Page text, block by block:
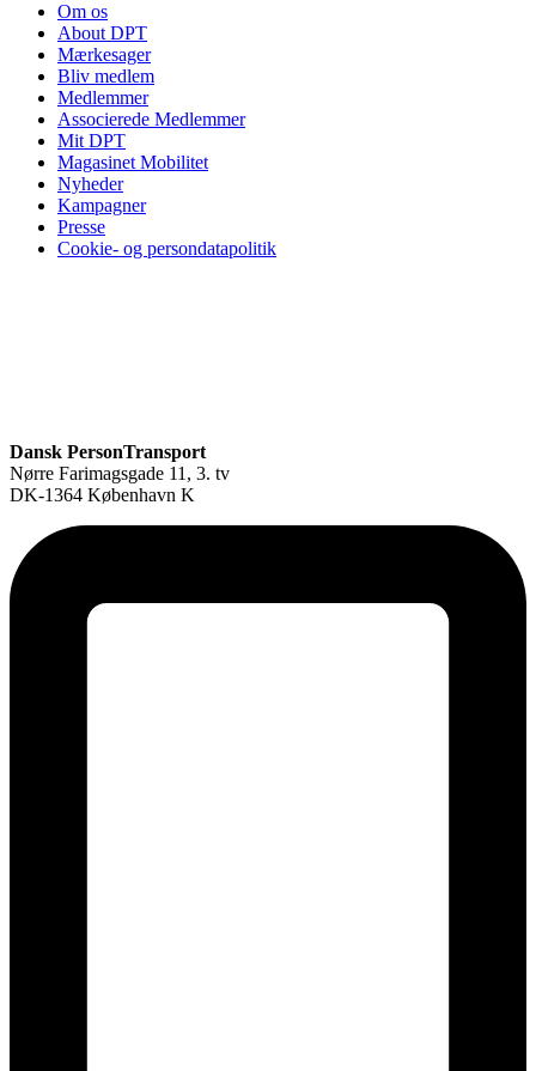
Om os
About DPT
Mærkesager
Bliv medlem
Medlemmer
Associerede Medlemmer
Mit DPT
Magasinet Mobilitet
Nyheder
Kampagner
Presse
Cookie- og persondatapolitik
Dansk PersonTransport
Nørre Farimagsgade 11, 3. tv
DK-1364 København K